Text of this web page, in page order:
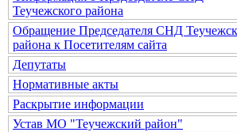
Теучежского района
Обращение Председателя СНД
района к Посетителям сайта
Депутаты
Нормативные акты
Раскрытие информации
Устав МО "Теучежский район"